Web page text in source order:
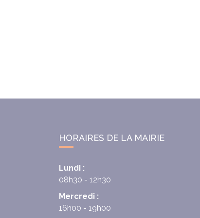
HORAIRES DE LA MAIRIE
Lundi :
08h30 - 12h30
Mercredi :
16h00 - 19h00